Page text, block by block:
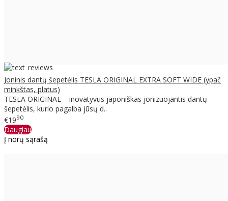
Joninis dantų šepetėlis TESLA ORIGINAL EXTRA SOFT WIDE (ypač
minkštas, platus)
TESLA ORIGINAL – inovatyvus japoniškas jonizuojantis dantų
šepetėlis, kurio pagalba jūsų d..
€1990
Daugiau
Į norų sąrašą